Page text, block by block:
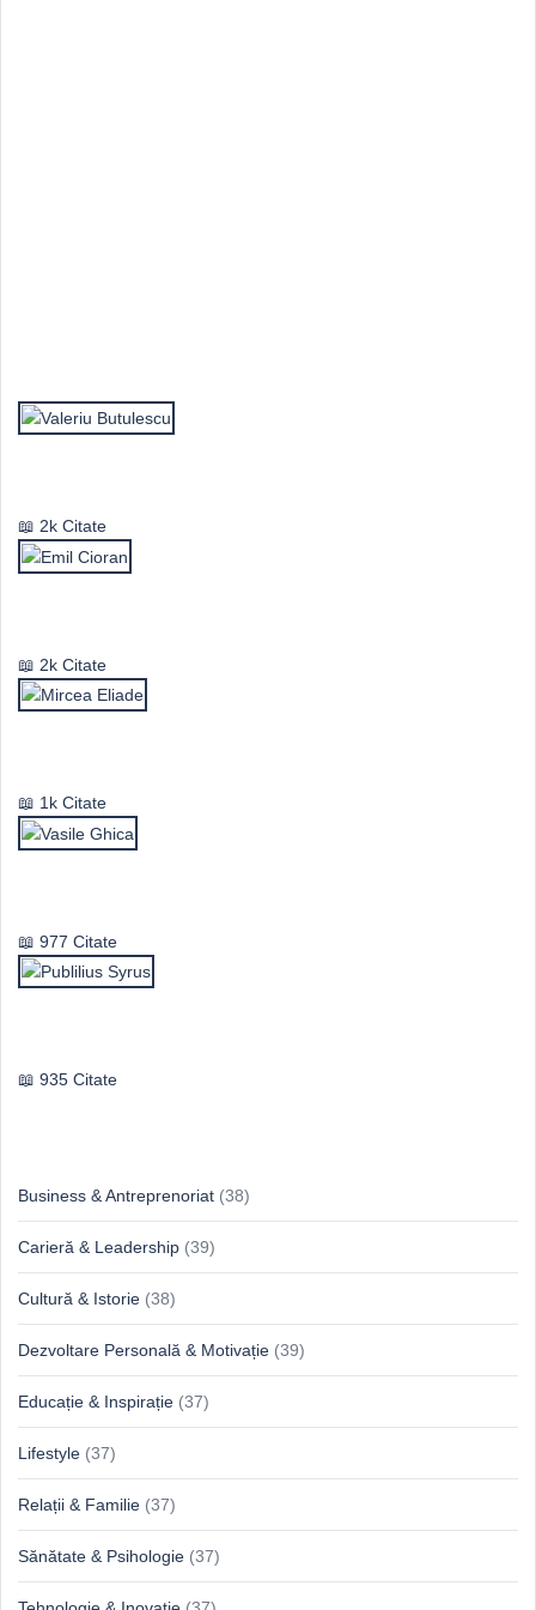
2k Citate
2k Citate
1k Citate
977 Citate
935 Citate
Business & Antreprenoriat (38)
Carieră & Leadership (39)
Cultură & Istorie (38)
Dezvoltare Personală & Motivație (39)
Educație & Inspirație (37)
Lifestyle (37)
Relații & Familie (37)
Sănătate & Psihologie (37)